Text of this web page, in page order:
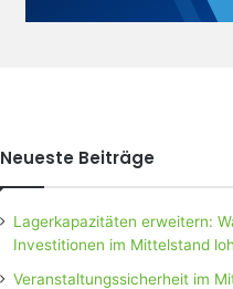
Neueste Beiträge
Lagerkapazitäten erweitern:
Investitionen im Mittelstand
Veranstaltungssicherheit im